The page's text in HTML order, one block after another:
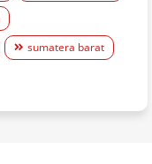
sumatera barat